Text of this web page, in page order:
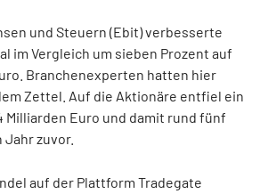
und Steuern (Ebit) verbesserte
im Vergleich um sieben Prozent auf
Branchenexperten hatten hier
Zettel. Auf die Aktionäre entfiel ein
Milliarden Euro und damit rund fünf
Jahr zuvor.
auf der Plattform Tradegate